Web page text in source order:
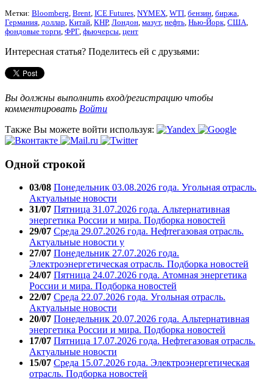
Метки: Bloomberg, Brent, ICE Futures, NYMEX, WTI, бензин, биржа,
Германия, доллар, Китай, КНР, Лондон, мазут, нефть, Нью-Йорк, США,
фондовые торги, ФРГ, фьючерсы, цент
Интересная статья? Поделитесь ей с друзьями:
Вы должны выполнить вход/регистрацию чтобы
комментировать Войти
Также Вы можете войти используя:
Одной строкой
03/08 Понедельник 03.08.2026 года. Угольная отрасль.
Актуальные новости
31/07 Пятница 31.07.2026 года. Альтернативная
энергетика России и мира. Подборка новостей
29/07 Среда 29.07.2026 года. Нефтегазовая отрасль.
Актуальные новости у
27/07 Понедельник 27.07.2026 года.
Электроэнергетическая отрасль. Подборка новостей
24/07 Пятница 24.07.2026 года. Атомная энергетика
России и мира. Подборка новостей
22/07 Среда 22.07.2026 года. Угольная отрасль.
Актуальные новости
20/07 Понедельник 20.07.2026 года. Альтернативная
энергетика России и мира. Подборка новостей
17/07 Пятница 17.07.2026 года. Нефтегазовая отрасль.
Актуальные новости
15/07 Среда 15.07.2026 года. Электроэнергетическая
отрасль. Подборка новостей